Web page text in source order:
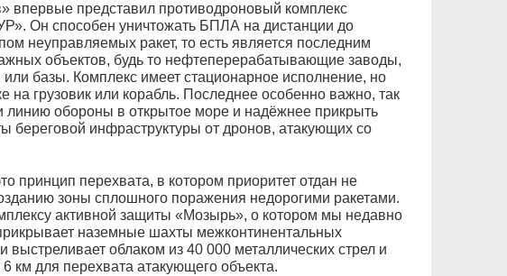
впервые представил противодроновый комплекс
Он способен уничтожать БПЛА на дистанции до
неуправляемых ракет, то есть является последним
объектов, будь то нефтеперерабатывающие заводы,
базы. Комплекс имеет стационарное исполнение, но
на грузовик или корабль. Последнее особенно важно, так
линию обороны в открытое море и надёжнее прикрыть
береговой инфраструктуры от дронов, атакующих со
принцип перехвата, в котором приоритет отдан не
зоны сплошного поражения недорогими ракетами.
активной защиты «Мозырь», о котором мы недавно
наземные шахты межконтинентальных
выстреливает облаком из 40 000 металлических стрел и
км для перехвата атакующего объекта.